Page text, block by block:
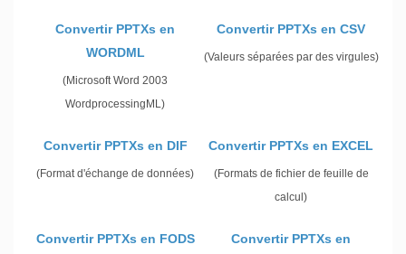
Convertir PPTXs en
WORDML
(Microsoft Word 2003
WordprocessingML)
Convertir PPTXs en CSV
(Valeurs séparées par des virgules)
Convertir PPTXs en DIF
(Format d'échange de données)
Convertir PPTXs en EXCEL
(Formats de fichier de feuille de
calcul)
Convertir PPTXs en FODS
Convertir PPTXs en